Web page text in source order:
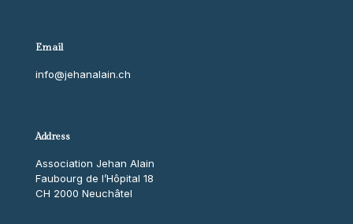
Email
info@jehanalain.ch
Address
Association Jehan Alain
Faubourg de l’Hôpital 18
CH 2000 Neuchâtel